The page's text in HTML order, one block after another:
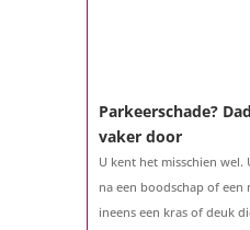
Parkeerschade?
vaker door
U kent het misschien
na een boodschap of een
ineens een kras of deuk